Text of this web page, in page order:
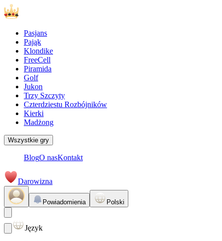
Pasjans
Pająk
Klondike
FreeCell
Piramida
Golf
Jukon
Trzy Szczyty
Czterdziestu Rozbójników
Kierki
Madżong
Wszystkie gry
BlogO nasKontakt
Darowizna
Powiadomienia Polski
Język